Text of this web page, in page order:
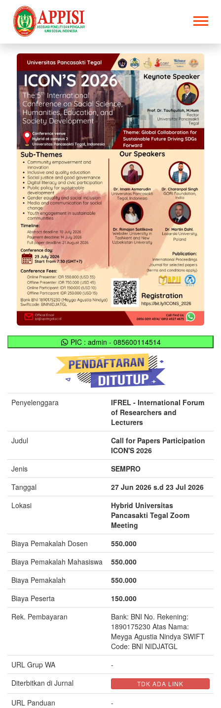
PIC : admin - 085600114514
Penyelenggara
IFREL - International Forum
of Researchers and
Lecturers
Judul
Call for Papers Participation
ICON'S 2026
Jenis
SEMPRO
Tanggal
27 Jun 2026 s.d 23 Jul 2026
Lokasi
Hybrid Universitas
Pancasakti Tegal Zoom
Meeting
Biaya Pemakalah Dosen
550.000
Biaya Pemakalah Mahasiswa
550.000
Biaya Pemakalah
550.000
Biaya Peserta
150.000
Rek. Pembayaran
Bank: BNI No. Rekening:
1890175230 Atas Nama:
Meyga Agustia Nindya SWIFT
Code: BNI NIDJATGL
URL Grup WA
-
Diterbitkan di Jurnal
TDK ADA LINK
URL Panduan
-